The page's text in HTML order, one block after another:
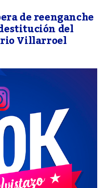
de reenganche
del
Villarroel